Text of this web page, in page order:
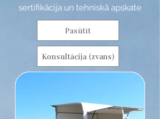
sertifikācija un tehniskā apskate
Pasūtīt
Konsultācija (zvans)